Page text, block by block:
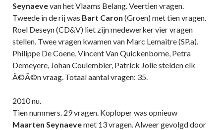
Seynaevevan het Vlaams Belang. Veertien vragen.
Tweede in de rij was Bart Caron (Groen) met tien vragen.
Roel Deseyn (CD&V) liet zijn medewerker vier vragen
stellen. Twee vragen kwamen van Marc Lemaitre (SP.a).
Philippe De Coene, Vincent Van Quickenborne, Petra
Demeyere, Johan Coulembier, Patrick Jolie stelden elk
Ã©Ã©n vraag. Totaal aantal vragen: 35.
2010 nu.
Tien nummers. 29 vragen. Koploper was opnieuw
Maarten Seynaevemet 13 vragen. Alweer gevolgd door